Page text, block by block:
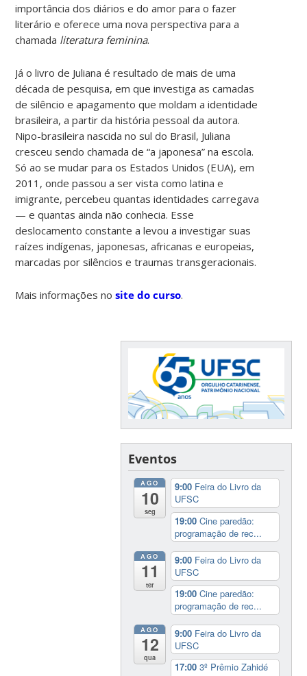
importância dos diários e do amor para o fazer
literário e oferece uma nova perspectiva para a
chamada literatura feminina.
Já o livro de Juliana é resultado de mais de uma
década de pesquisa, em que investiga as camadas
de silêncio e apagamento que moldam a identidade
brasileira, a partir da história pessoal da autora.
Nipo-brasileira nascida no sul do Brasil, Juliana
cresceu sendo chamada de “a japonesa” na escola.
Só ao se mudar para os Estados Unidos (EUA), em
2011, onde passou a ser vista como latina e
imigrante, percebeu quantas identidades carregava
— e quantas ainda não conhecia. Esse
deslocamento constante a levou a investigar suas
raízes indígenas, japonesas, africanas e europeias,
marcadas por silêncios e traumas transgeracionais.
Mais informações nosite do curso.
Eventos
AGO
10
seg
9:00 Feira do Livro da
UFSC
19:00Cine paredão:
programação de rec...
AGO
11
ter
9:00 Feira do Livro da
UFSC
19:00Cine paredão:
programação de rec...
AGO
12
qua
9:00 Feira do Livro da
UFSC
17:003º Prêmio Zahidé